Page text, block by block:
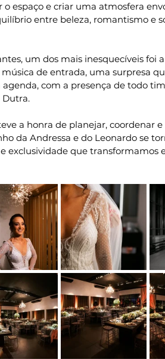
o espaço e criar uma atmosfera
entre beleza, romantismo e
um dos mais inesquecíveis foi a
de entrada, uma surpresa
com a presença de todo
Dutra.
a honra de planejar, coordenar
da Andressa e do Leonardo se
exclusividade que transformamos